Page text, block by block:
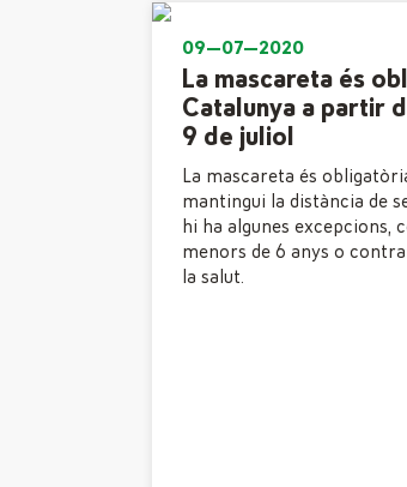
09—07—2020
La mascareta és
Catalunya a partir
9 de juliol
La mascareta és
mantingui la distància de
hi ha algunes excepcions,
menors de 6 anys o
la salut.